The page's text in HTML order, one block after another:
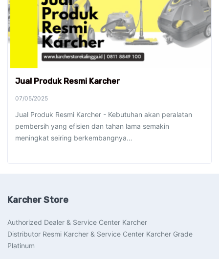
Jual Produk Resmi Karcher
07/05/2025
Jual Produk Resmi Karcher - Kebutuhan akan peralatan
pembersih yang efisien dan tahan lama semakin
meningkat seiring berkembangnya…
Karcher Store
Authorized Dealer & Service Center Karcher
Distributor Resmi Karcher & Service Center Karcher Grade
Platinum